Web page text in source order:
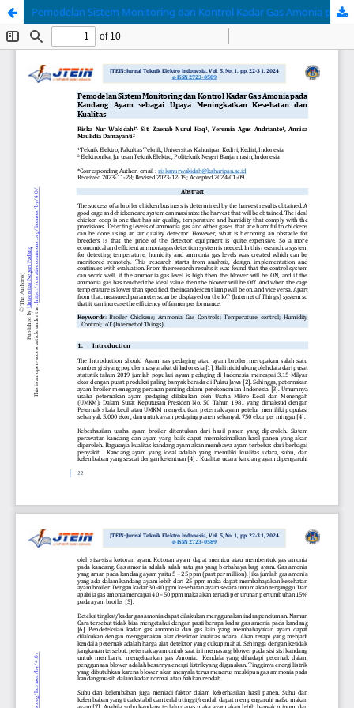
Pemodelan Sistem Monitoring dan Kontrol Kadar Gas Amonia pada Kandang Ayam sebagai Upaya Meningkatkan Kesehatan dan Kualitas